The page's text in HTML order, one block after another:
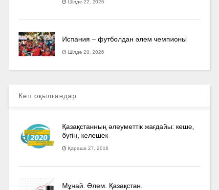
Шілде 22, 2026
Испания – футболдан әлем чемпионы
Шілде 20, 2026
Көп оқылғандар
Қазақстанның әлеуметтік жағдайы: кеше,
бүгін, келешек
Қараша 27, 2016
Мұнай. Әлем. Қазақстан.